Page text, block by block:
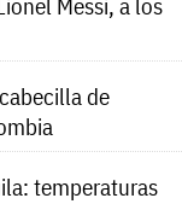
de
temperaturas